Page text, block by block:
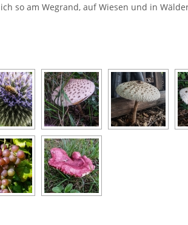
so am Wegrand, auf Wiesen und in